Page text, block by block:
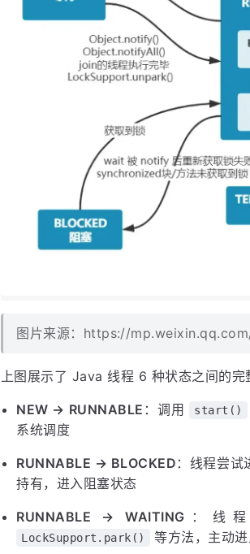
图片来源：https://
上图展示了 Java 线程 6 种状态之间的完
NEW → RUNNABLE ：调用 start()
系统调度
RUNNABLE → BLOCKED ：线程尝试
持有，进入阻塞状态
RUNNABLE → WAITING ：线
LockSupport.park() 等方法，主动